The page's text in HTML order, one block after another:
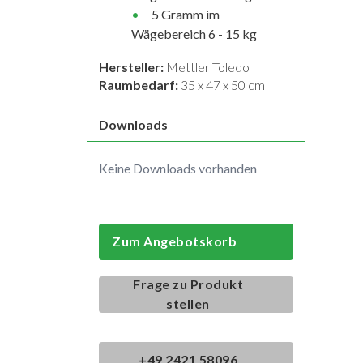
5 Gramm im
Wägebereich 6 - 15 kg
Hersteller: Mettler Toledo
Raumbedarf: 35 x 47 x 50 cm
Downloads
Keine Downloads vorhanden
Zum Angebotskorb
Frage zu Produkt
stellen
+49 2421 58096